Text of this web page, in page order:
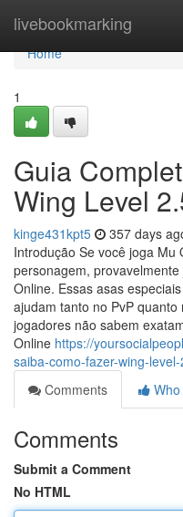
livebookmarking
Home
Home
1
Guia
Wing Level
kinge431kpt5 357 days
Introdução Se você joga Mu
personagem,
Online. Essas asas
ajudam tanto no PvP
jogadores não sabem
Online https://
saiba-como-fazer-wing-
Comments
Comments
Submit a Comment
No HTML